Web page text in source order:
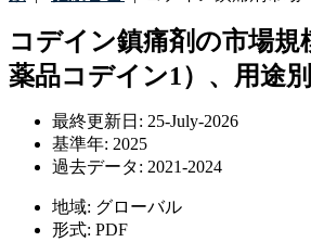
コデイン鎮痛剤の市場
薬品コデイン1）、用途
最終更新日: 25-July-2026
基準年: 2025
過去データ: 2021-2024
地域: グローバル
形式: PDF